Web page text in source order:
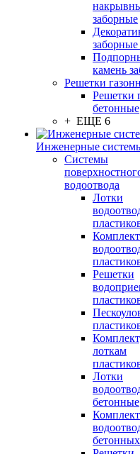
заборные
камень
Решетки
Решетки
бетонные
+ ЕЩЕ 6
Инженерные
Системы
водоотвода
Лотки
Решетки
лоткам
Лотки
бетонные
бетонных